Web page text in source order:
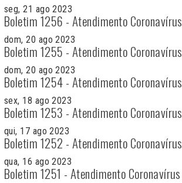
seg, 21 ago 2023
Boletim 1256 - Atendimento Coronavírus
dom, 20 ago 2023
Boletim 1255 - Atendimento Coronavírus
dom, 20 ago 2023
Boletim 1254 - Atendimento Coronavírus
sex, 18 ago 2023
Boletim 1253 - Atendimento Coronavírus
qui, 17 ago 2023
Boletim 1252 - Atendimento Coronavírus
qua, 16 ago 2023
Boletim 1251 - Atendimento Coronavírus